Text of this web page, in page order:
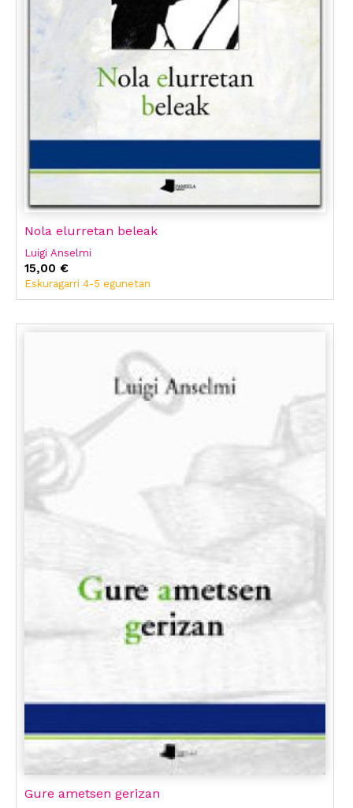
Nola elurretan beleak
Luigi Anselmi
15,00 €
Eskuragarri 4-5 egunetan
Gure ametsen gerizan